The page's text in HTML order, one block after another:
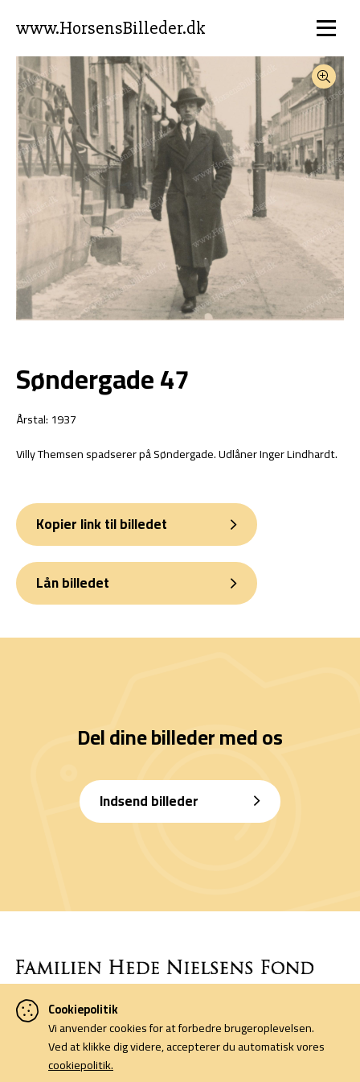
www.HorsensBilleder.dk
Søndergade 47
Årstal: 1937
Villy Themsen spadserer på Søndergade. Udlåner Inger Lindhardt.
Kopier link til billedet
Lån billedet
Del dine billeder med os
Indsend billeder
Denne side er finansieret af Familien Hede Nielsens Fond og drives
af foreningen Horsens Billeders Venner.
Cookiepolitik
Cookiepolitik
Vi anvender cookies for at forbedre brugeroplevelsen.
Ved at klikke dig videre, accepterer du automatisk vores
cookiepolitik.